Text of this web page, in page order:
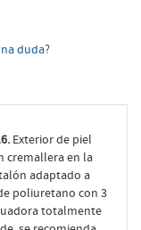
duda?
Exterior de piel
cremallera en la
adaptado a
poliuretano con 3
totalmente